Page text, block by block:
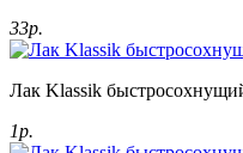
33р.
Лак Klassik
1р.